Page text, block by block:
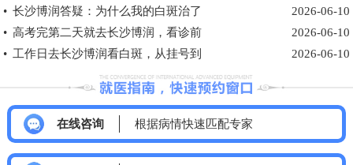
• 长沙博润答疑：为什么我的白斑治了
2026-06-10
• 高考完第二天就去长沙博润，看诊前
2026-06-10
• 工作日去长沙博润看白斑，从挂号到 2026-06-10
在线咨询 根据病情快速匹配专家